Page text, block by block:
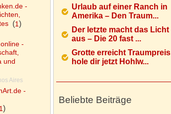
Urlaub auf einer Ranch in
Amerika – Den Traum...
Der letzte macht das Licht
aus – Die 20 fast ...
Grotte erreicht Traumpreis
hole dir jetzt Hohlw...
Beliebte Beiträge
-
(1)
-
und
Aires
-
)